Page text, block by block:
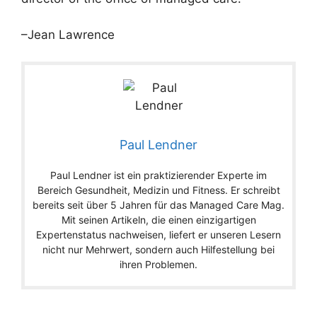
–Jean Lawrence
Paul Lendner
Paul Lendner ist ein praktizierender Experte im
Bereich Gesundheit, Medizin und Fitness. Er schreibt
bereits seit über 5 Jahren für das Managed Care Mag.
Mit seinen Artikeln, die einen einzigartigen
Expertenstatus nachweisen, liefert er unseren Lesern
nicht nur Mehrwert, sondern auch Hilfestellung bei
ihren Problemen.